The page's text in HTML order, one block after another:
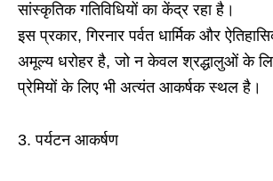
सांस्कृतिक गतिविधियों का केंद्र रहा है।
इस प्रकार, गिरनार पर्वत धार्मिक और
अमूल्य धरोहर है, जो न केवल श्रद्धालुओं के
प्रेमियों के लिए भी अत्यंत आकर्षक स्थल है।
3. पर्यटन आकर्षण